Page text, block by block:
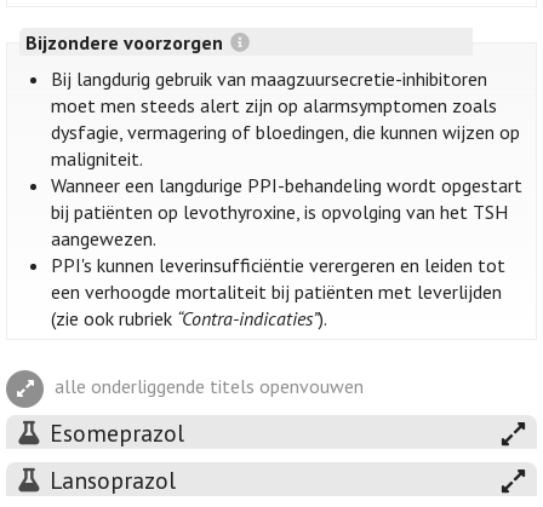
Bijzondere voorzorgen
Bij langdurig gebruik van maagzuursecretie-inhibitoren
moet men steeds alert zijn op alarmsymptomen zoals
dysfagie, vermagering of bloedingen, die kunnen wijzen op
maligniteit.
Wanneer een langdurige PPI-behandeling wordt opgestart
bij patiënten op levothyroxine, is opvolging van het TSH
aangewezen.
PPI's kunnen leverinsufficiëntie verergeren en leiden tot
een verhoogde mortaliteit bij patiënten met leverlijden
(zie ook rubriek “Contra-indicaties”).
alle onderliggende titels openvouwen
Esomeprazol
Lansoprazol